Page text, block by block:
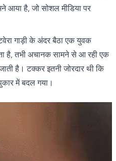
आया है, जो सोशल मीडिया पर
गाड़ी के अंदर बैठा एक युवक
है, तभी अचानक सामने से आ रही एक
है। टक्कर इतनी जोरदार थी कि
में बदल गया।